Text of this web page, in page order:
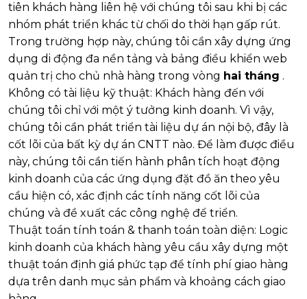
tiên khách hàng liên hệ với chúng tôi sau khi bị các
nhóm phát triển khác từ chối do thời hạn gấp rút.
Trong trường hợp này, chúng tôi cần xây dựng ứng
dụng di động đa nền tảng và bảng điều khiển web
quản trị cho chủ nhà hàng trong vòng hai tháng .
Không có tài liệu kỹ thuật: Khách hàng đến với
chúng tôi chỉ với một ý tưởng kinh doanh. Vì vậy,
chúng tôi cần phát triển tài liệu dự án nội bộ, đây là
cốt lõi của bất kỳ dự án CNTT nào. Để làm được điều
này, chúng tôi cần tiến hành phân tích hoạt động
kinh doanh của các ứng dụng đặt đồ ăn theo yêu
cầu hiện có, xác định các tính năng cốt lõi của
chúng và đề xuất các công nghệ để triển.
Thuật toán tính toán & thanh toán toàn diện: Logic
kinh doanh của khách hàng yêu cầu xây dựng một
thuật toán định giá phức tạp để tính phí giao hàng
dựa trên danh mục sản phẩm và khoảng cách giao